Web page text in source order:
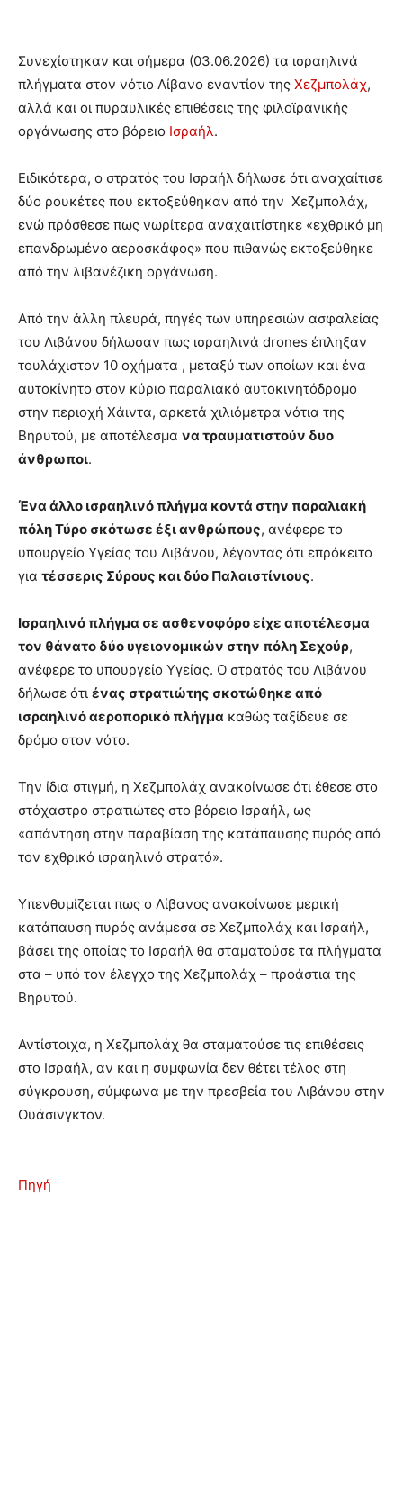
Συνεχίστηκαν και σήμερα (03.06.2026) τα ισραηλινά
πλήγματα στον νότιο Λίβανο εναντίον της Χεζμπολάχ,
αλλά και οι πυραυλικές επιθέσεις της φιλοϊρανικής
οργάνωσης στο βόρειο Ισραήλ.
Ειδικότερα, ο στρατός του Ισραήλ δήλωσε ότι αναχαίτισε
δύο ρουκέτες που εκτοξεύθηκαν από την Χεζμπολάχ,
ενώ πρόσθεσε πως νωρίτερα αναχαιτίστηκε «εχθρικό μη
επανδρωμένο αεροσκάφος» που πιθανώς εκτοξεύθηκε
από την λιβανέζικη οργάνωση.
Από την άλλη πλευρά, πηγές των υπηρεσιών ασφαλείας
του Λιβάνου δήλωσαν πως ισραηλινά drones έπληξαν
τουλάχιστον 10 οχήματα , μεταξύ των οποίων και ένα
αυτοκίνητο στον κύριο παραλιακό αυτοκινητόδρομο
στην περιοχή Χάιντα, αρκετά χιλιόμετρα νότια της
Βηρυτού, με αποτέλεσμα να τραυματιστούν δυο
άνθρωποι.
Ένα άλλο ισραηλινό πλήγμα κοντά στην παραλιακή
πόλη Τύρο σκότωσε έξι ανθρώπους, ανέφερε το
υπουργείο Υγείας του Λιβάνου, λέγοντας ότι επρόκειτο
για τέσσερις Σύρους και δύο Παλαιστίνιους.
Ισραηλινό πλήγμα σε ασθενοφόρο είχε αποτέλεσμα
τον θάνατο δύο υγειονομικών στην πόλη Σεχούρ,
ανέφερε το υπουργείο Υγείας. Ο στρατός του Λιβάνου
δήλωσε ότι ένας στρατιώτης σκοτώθηκε από
ισραηλινό αεροπορικό πλήγμα καθώς ταξίδευε σε
δρόμο στον νότο.
Την ίδια στιγμή, η Χεζμπολάχ ανακοίνωσε ότι έθεσε στο
στόχαστρο στρατιώτες στο βόρειο Ισραήλ, ως
«απάντηση στην παραβίαση της κατάπαυσης πυρός από
τον εχθρικό ισραηλινό στρατό».
Υπενθυμίζεται πως ο Λίβανος ανακοίνωσε μερική
κατάπαυση πυρός ανάμεσα σε Χεζμπολάχ και Ισραήλ,
βάσει της οποίας το Ισραήλ θα σταματούσε τα πλήγματα
στα – υπό τον έλεγχο της Χεζμπολάχ – προάστια της
Βηρυτού.
Αντίστοιχα, η Χεζμπολάχ θα σταματούσε τις επιθέσεις
στο Ισραήλ, αν και η συμφωνία δεν θέτει τέλος στη
σύγκρουση, σύμφωνα με την πρεσβεία του Λιβάνου στην
Ουάσινγκτον.
Πηγή